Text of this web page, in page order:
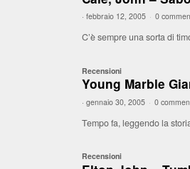
· febbraio 12, 2005 · 0
C’è sempre una sorta di
Recensioni
Young Marble
· gennaio 30, 2005 · 0
Tempo fa, leggendo la
Recensioni